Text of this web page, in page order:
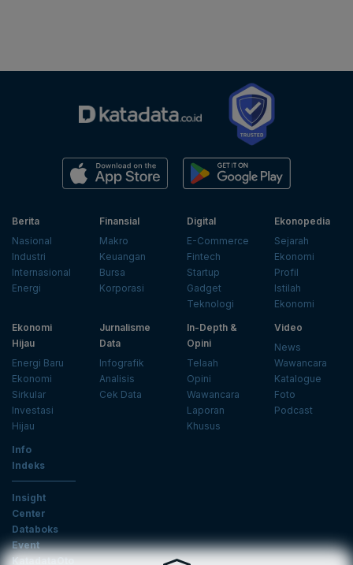
Berita
Nasional
Industri
Internasional
Energi
Finansial
Makro
Keuangan
Bursa
Korporasi
Digital
E-Commerce
Fintech
Startup
Gadget
Teknologi
Ekonopedia
Sejarah
Ekonomi
Profil
Istilah
Ekonomi
Ekonomi
Hijau
Energi Baru
Ekonomi
Sirkular
Investasi
Hijau
Jurnalisme
Data
Infografik
Analisis
Cek Data
In-Depth &
Opini
Telaah
Opini
Wawancara
Laporan
Khusus
Video
News
Wawancara
Katalogue
Foto
Podcast
Info
Indeks
Insight
Center
Databoks
Event
KatadataOto